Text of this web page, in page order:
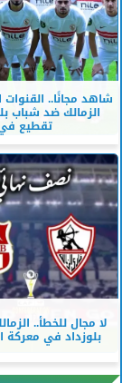
شاهد مجانًا.. القنوات
الزمالك ضد شباب
تقطيع
لا مجال للخطأ..
بلوزداد في معركة